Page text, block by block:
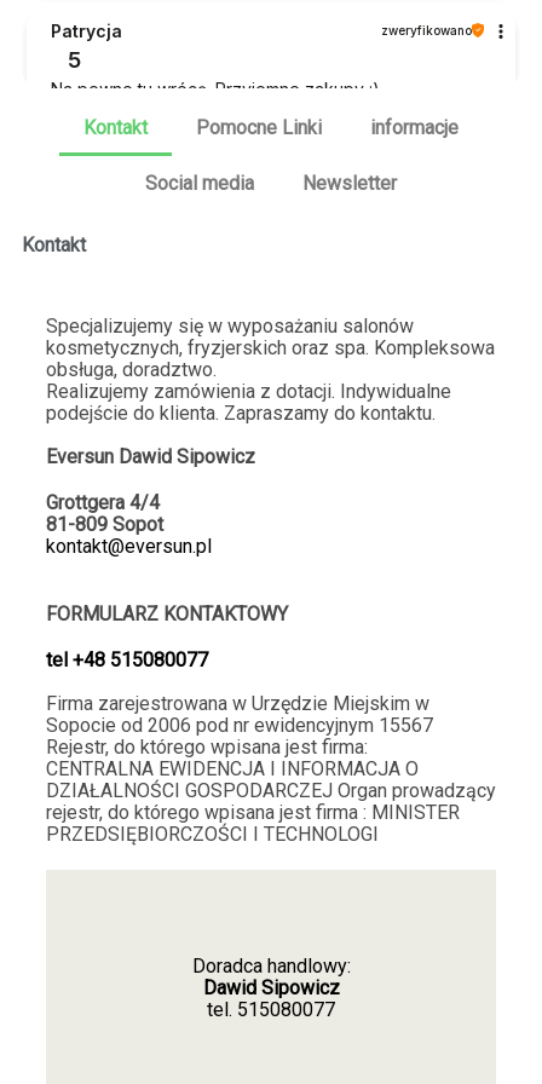
Patrycja zweryfikowano
5
Na pewno tu wrócę. Przyjemne zakupy :)
5
asortyment dostępny od ręki :)
2026-01-18
4
2
5
Błyskawiczne działanie strony! No strona przyjazna:)
Wszystko na miejscu - Polecam🔥 Brak problemów z
2026-01-09
Joanna zweryfikowano
5
Żadnego przeciągania w czasie, idealnie. Prawidłowo
zapakowana i dobrze zabezpieczona przesyłka,
polecam❤️
2025-12-30
Strona reaguje bardzo szybko :)
Kontakt Pomocne Linki informacje
Social media Newsletter
Kontakt
Specjalizujemy się w wyposażaniu salonów
kosmetycznych, fryzjerskich oraz spa. Kompleksowa
obsługa, doradztwo.
Realizujemy zamówienia z dotacji. Indywidualne
podejście do klienta. Zapraszamy do kontaktu.
Eversun Dawid Sipowicz
Grottgera 4/4
81-809 Sopot
kontakt@eversun.pl
FORMULARZ KONTAKTOWY
tel +48 515080077
Firma zarejestrowana w Urzędzie Miejskim w
Sopocie od 2006 pod nr ewidencyjnym 15567
Rejestr, do którego wpisana jest firma:
CENTRALNA EWIDENCJA I INFORMACJA O
DZIAŁALNOŚCI GOSPODARCZEJ Organ prowadzący
rejestr, do którego wpisana jest firma : MINISTER
PRZEDSIĘBIORCZOŚCI I TECHNOLOGI
Doradca handlowy:
Dawid Sipowicz
tel. 515080077